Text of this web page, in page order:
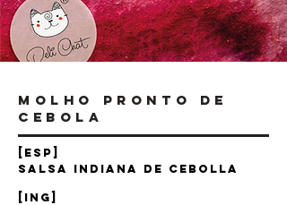
Molho Pronto de
Cebola
[ESP]
Salsa Indiana de Cebolla
[ING]